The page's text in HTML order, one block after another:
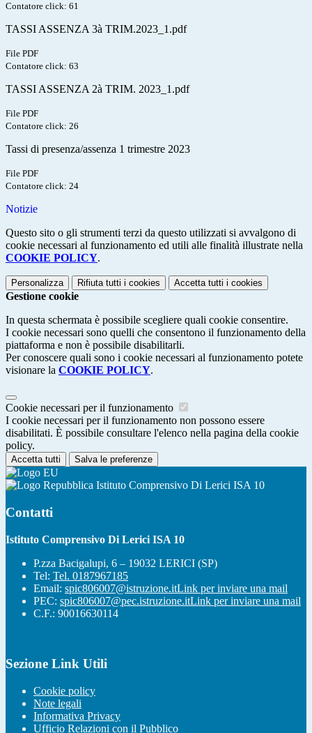
Contatore click: 61
TASSI ASSENZA 3à TRIM.2023_1.pdf
File PDF
Contatore click: 63
TASSI ASSENZA 2à TRIM. 2023_1.pdf
File PDF
Contatore click: 26
Tassi di presenza/assenza 1 trimestre 2023
File PDF
Contatore click: 24
Notizie
Questo sito o gli strumenti terzi da questo utilizzati si avvalgono di
cookie necessari al funzionamento ed utili alle finalità illustrate nella
COOKIE POLICY.
Personalizza Rifiuta tutti i cookies Accetta tutti i cookies
Gestione cookie
In questa schermata è possibile scegliere quali cookie consentire.
I cookie necessari sono quelli che consentono il funzionamento della
piattaforma e non è possibile disabilitarli.
Per conoscere quali sono i cookie necessari al funzionamento potete
visionare la COOKIE POLICY.
Cookie necessari per il funzionamento
I cookie necessari per il funzionamento non possono essere
disabilitati. È possibile consultare l'elenco nella pagina della cookie
policy.
Accetta tutti Salva le preferenze
Istituto Comprensivo Di Lerici ISA 10
Contatti
Istituto Comprensivo Di Lerici ISA 10
P.zza Bacigalupi, 6 – 19032 LERICI (SP)
Tel: Tel. 0187967185
Email: spic806007@istruzione.itLink per inviare una mail
PEC: spic806007@pec.istruzione.itLink per inviare una mail
C.F.: 90016630114
Sezione Link Utili
Cookie policy
Note legali
Informativa Privacy
Ufficio Relazioni con il Pubblico